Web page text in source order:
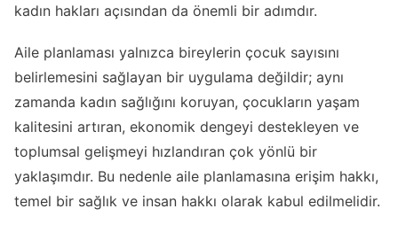
kadın hakları açısından da önemli bir adımdır.
Aile planlaması yalnızca bireylerin çocuk sayısını
belirlemesini sağlayan bir uygulama değildir; aynı
zamanda kadın sağlığını koruyan, çocukların yaşam
kalitesini artıran, ekonomik dengeyi destekleyen ve
toplumsal gelişmeyi hızlandıran çok yönlü bir
yaklaşımdır. Bu nedenle aile planlamasına erişim hakkı,
temel bir sağlık ve insan hakkı olarak kabul edilmelidir.